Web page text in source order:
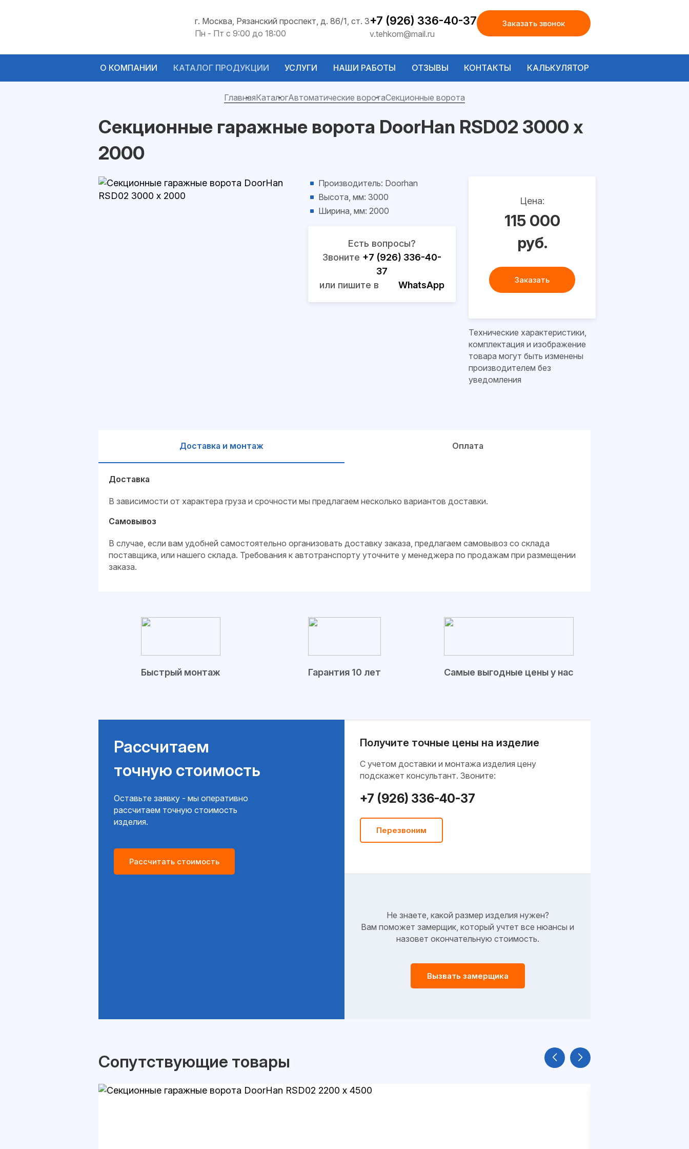
г. Москва, Рязанский проспект, д. 86/1, ст. 3
Пн - Пт с 9:00 до 18:00
+7 (926) 336-40-37
v.tehkom@mail.ru
Заказать звонок
О КОМПАНИИ КАТАЛОГ ПРОДУКЦИИ УСЛУГИ НАШИ РАБОТЫ ОТЗЫВЫ КОНТАКТЫ КАЛЬКУЛЯТОР
ГлавнаяКаталогАвтоматические воротаСекционные ворота
Секционные гаражные ворота DoorHan RSD02 3000 х
2000
Производитель: Doorhan
Высота, мм: 3000
Ширина, мм: 2000
Есть вопросы?
Звоните +7 (926) 336-40-
37
или пишите в
WhatsApp
Цена:
115 000
руб.
Заказать
Технические характеристики,
комплектация и изображение
товара могут быть изменены
производителем без
уведомления
Доставка и монтаж Оплата
Доставка
В зависимости от характера груза и срочности мы предлагаем несколько вариантов доставки.
Самовывоз
В случае, если вам удобней самостоятельно организовать доставку заказа, предлагаем самовывоз со склада
поставщика, или нашего склада. Требования к автотранспорту уточните у менеджера по продажам при размещении
заказа.
Быстрый монтаж Гарантия 10 лет Самые выгодные цены у нас
Рассчитаем
точную стоимость
Оставьте заявку - мы оперативно
рассчитаем точную стоимость
изделия.
Рассчитать стоимость
Получите точные цены на изделие
C учетом доставки и монтажа изделия цену
подскажет консультант. Звоните:
+7 (926) 336-40-37
Перезвоним
Не знаете, какой размер изделия нужен?
Вам поможет замерщик, который учтет все нюансы и
назовет окончательную стоимость.
Вызвать замерщика
Сопутствующие товары